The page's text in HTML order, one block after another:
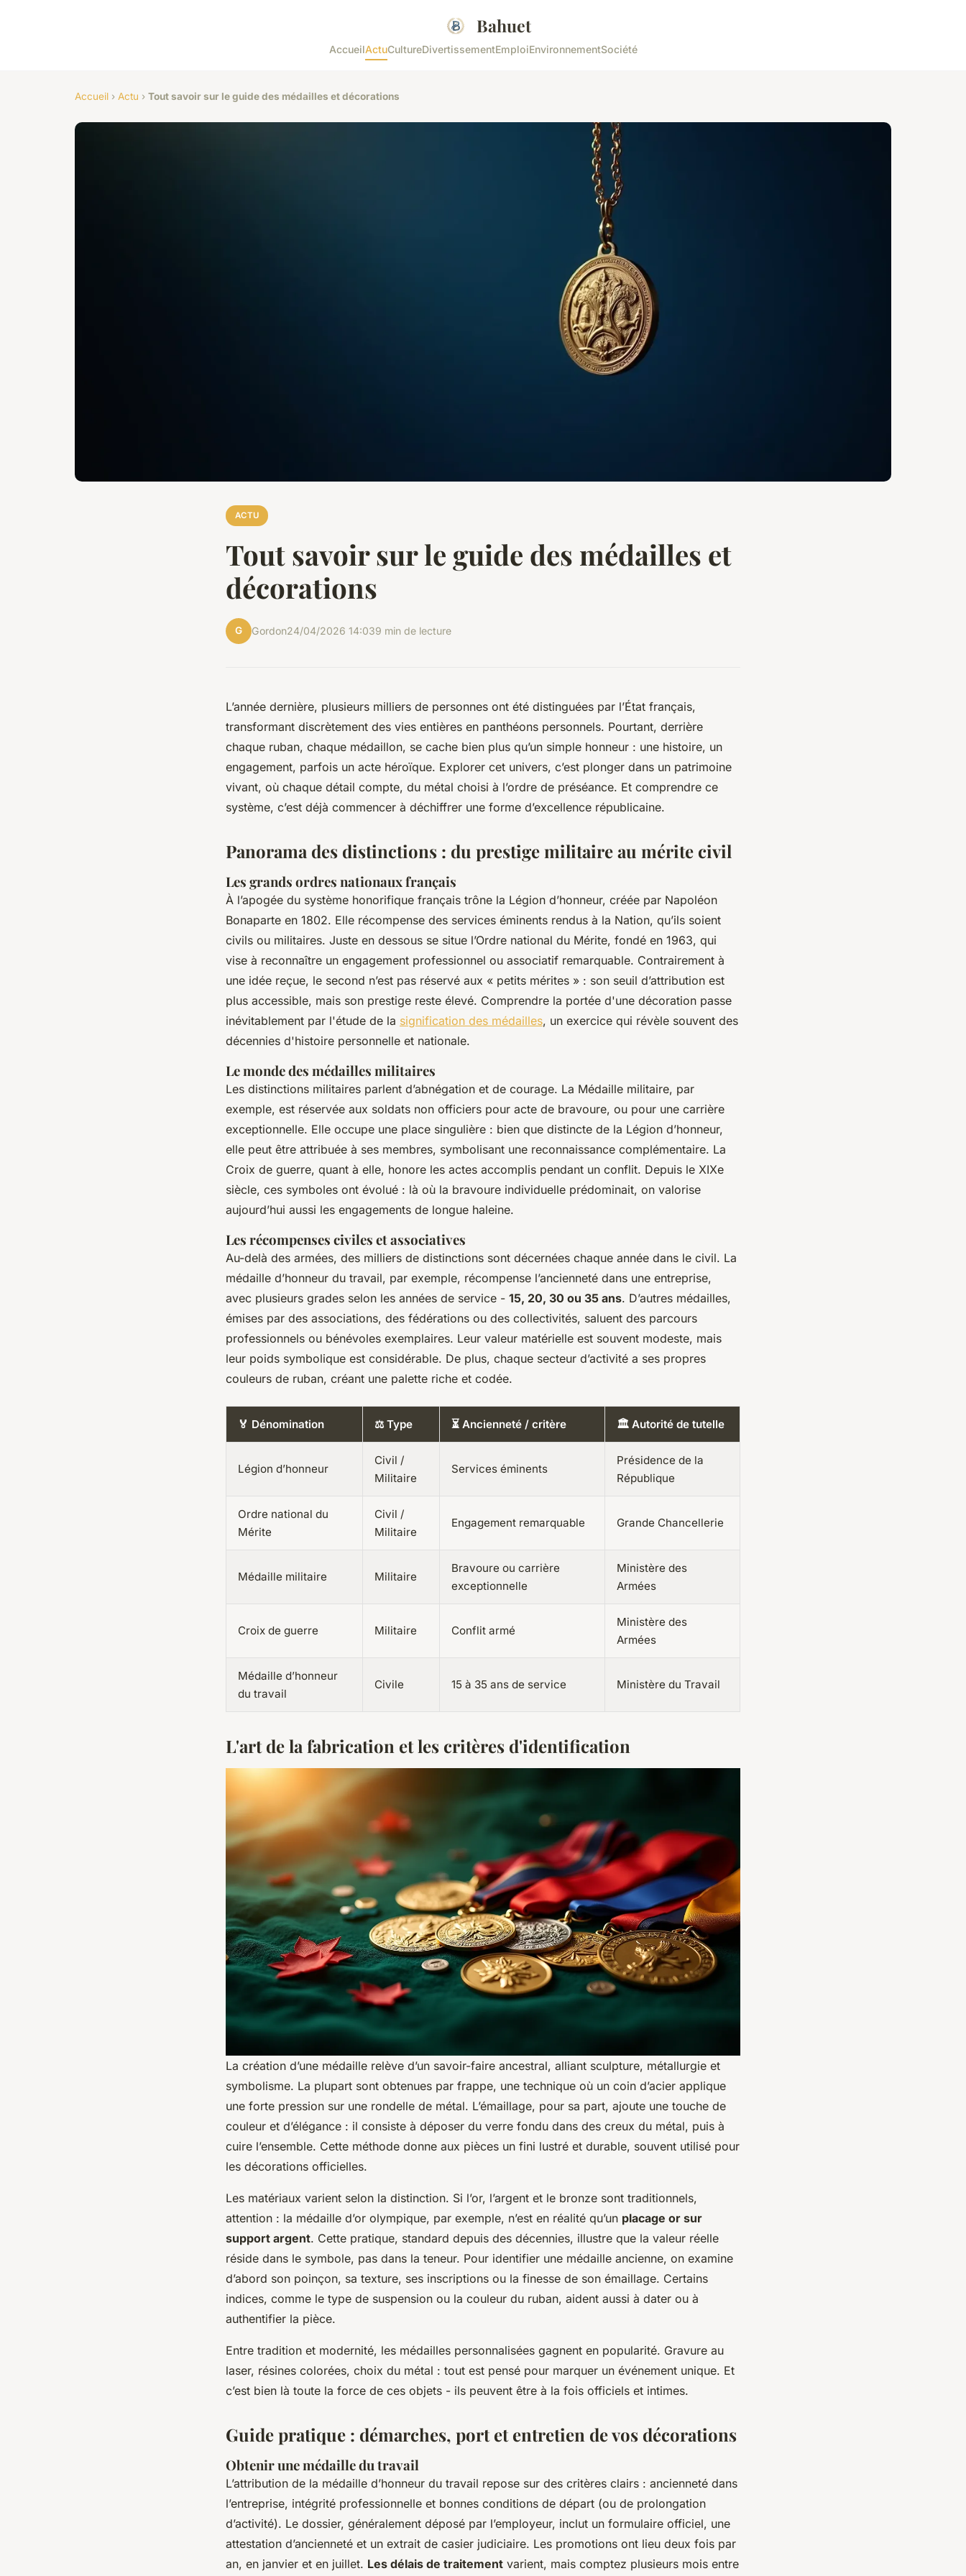
Bahuet
AccueilActuCultureDivertissementEmploiEnvironnementSociété
Accueil › Actu › Tout savoir sur le guide des médailles et décorations
ACTU
Tout savoir sur le guide des médailles et
décorations
G Gordon24/04/2026 14:039 min de lecture
L’année dernière, plusieurs milliers de personnes ont été distinguées par l’État français,
transformant discrètement des vies entières en panthéons personnels. Pourtant, derrière
chaque ruban, chaque médaillon, se cache bien plus qu’un simple honneur : une histoire, un
engagement, parfois un acte héroïque. Explorer cet univers, c’est plonger dans un patrimoine
vivant, où chaque détail compte, du métal choisi à l’ordre de préséance. Et comprendre ce
système, c’est déjà commencer à déchiffrer une forme d’excellence républicaine.
Panorama des distinctions : du prestige militaire au mérite civil
Les grands ordres nationaux français
À l’apogée du système honorifique français trône la Légion d’honneur, créée par Napoléon
Bonaparte en 1802. Elle récompense des services éminents rendus à la Nation, qu’ils soient
civils ou militaires. Juste en dessous se situe l’Ordre national du Mérite, fondé en 1963, qui
vise à reconnaître un engagement professionnel ou associatif remarquable. Contrairement à
une idée reçue, le second n’est pas réservé aux « petits mérites » : son seuil d’attribution est
plus accessible, mais son prestige reste élevé. Comprendre la portée d'une décoration passe
inévitablement par l'étude de la signification des médailles, un exercice qui révèle souvent des
décennies d'histoire personnelle et nationale.
Le monde des médailles militaires
Les distinctions militaires parlent d’abnégation et de courage. La Médaille militaire, par
exemple, est réservée aux soldats non officiers pour acte de bravoure, ou pour une carrière
exceptionnelle. Elle occupe une place singulière : bien que distincte de la Légion d’honneur,
elle peut être attribuée à ses membres, symbolisant une reconnaissance complémentaire. La
Croix de guerre, quant à elle, honore les actes accomplis pendant un conflit. Depuis le XIXe
siècle, ces symboles ont évolué : là où la bravoure individuelle prédominait, on valorise
aujourd’hui aussi les engagements de longue haleine.
Les récompenses civiles et associatives
Au-delà des armées, des milliers de distinctions sont décernées chaque année dans le civil. La
médaille d’honneur du travail, par exemple, récompense l’ancienneté dans une entreprise,
avec plusieurs grades selon les années de service - 15, 20, 30 ou 35 ans. D’autres médailles,
émises par des associations, des fédérations ou des collectivités, saluent des parcours
professionnels ou bénévoles exemplaires. Leur valeur matérielle est souvent modeste, mais
leur poids symbolique est considérable. De plus, chaque secteur d’activité a ses propres
couleurs de ruban, créant une palette riche et codée.
🏅 Dénomination ⚖️ Type ⏳ Ancienneté / critère 🏛️ Autorité de tutelle
Légion d’honneur
Civil /
Militaire
Services éminents
Présidence de la
République
Ordre national du
Mérite
Civil /
Militaire
Engagement remarquable Grande Chancellerie
Médaille militaire Militaire
Bravoure ou carrière
exceptionnelle
Ministère des
Armées
Croix de guerre Militaire Conflit armé
Ministère des
Armées
Médaille d’honneur
du travail
Civile 15 à 35 ans de service Ministère du Travail
L'art de la fabrication et les critères d'identification
La création d’une médaille relève d’un savoir-faire ancestral, alliant sculpture, métallurgie et
symbolisme. La plupart sont obtenues par frappe, une technique où un coin d’acier applique
une forte pression sur une rondelle de métal. L’émaillage, pour sa part, ajoute une touche de
couleur et d’élégance : il consiste à déposer du verre fondu dans des creux du métal, puis à
cuire l’ensemble. Cette méthode donne aux pièces un fini lustré et durable, souvent utilisé pour
les décorations officielles.
Les matériaux varient selon la distinction. Si l’or, l’argent et le bronze sont traditionnels,
attention : la médaille d’or olympique, par exemple, n’est en réalité qu’un placage or sur
support argent. Cette pratique, standard depuis des décennies, illustre que la valeur réelle
réside dans le symbole, pas dans la teneur. Pour identifier une médaille ancienne, on examine
d’abord son poinçon, sa texture, ses inscriptions ou la finesse de son émaillage. Certains
indices, comme le type de suspension ou la couleur du ruban, aident aussi à dater ou à
authentifier la pièce.
Entre tradition et modernité, les médailles personnalisées gagnent en popularité. Gravure au
laser, résines colorées, choix du métal : tout est pensé pour marquer un événement unique. Et
c’est bien là toute la force de ces objets - ils peuvent être à la fois officiels et intimes.
Guide pratique : démarches, port et entretien de vos décorations
Obtenir une médaille du travail
L’attribution de la médaille d’honneur du travail repose sur des critères clairs : ancienneté dans
l’entreprise, intégrité professionnelle et bonnes conditions de départ (ou de prolongation
d’activité). Le dossier, généralement déposé par l’employeur, inclut un formulaire officiel, une
attestation d’ancienneté et un extrait de casier judiciaire. Les promotions ont lieu deux fois par
an, en janvier et en juillet. Les délais de traitement varient, mais comptez plusieurs mois entre